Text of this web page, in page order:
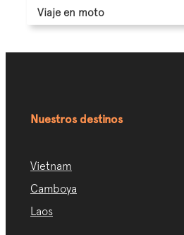
Viaje en moto
Nuestros destinos
Vietnam
Camboya
Laos